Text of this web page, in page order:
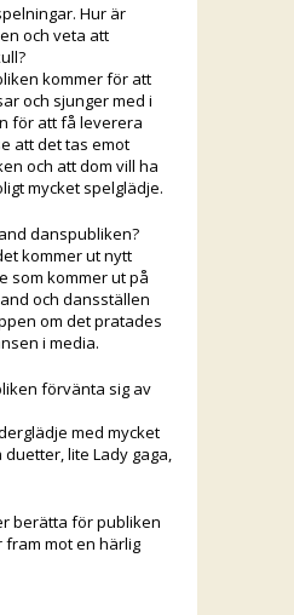
Hur är
och veta att
kommer för att
och sjunger med i
för att få leverera
att det tas emot
och att dom vill ha
mycket spelglädje.
danspubliken?
kommer ut nytt
som kommer ut på
och dansställen
om det pratades
i media.
förvänta sig av
med mycket
duetter, lite Lady gaga,
berätta för publiken
fram mot en härlig